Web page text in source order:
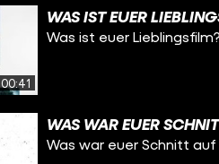
00:41
WAS IST EUER
Was ist euer Lieblingsfilm?
WAS WAR EUER
Was war euer Schnitt